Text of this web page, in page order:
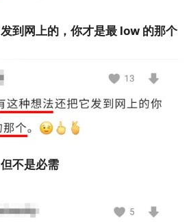
到网上的，你才是最 low 的那个
不是必需